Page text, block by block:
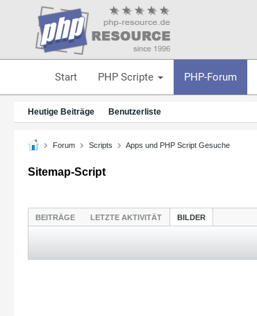
Start PHP Scripte PHP-Forum
Heutige Beiträge Benutzerliste
Forum Scripts Apps und PHP Script Gesuche
Sitemap-Script
BEITRÄGE LETZTE AKTIVITÄT BILDER